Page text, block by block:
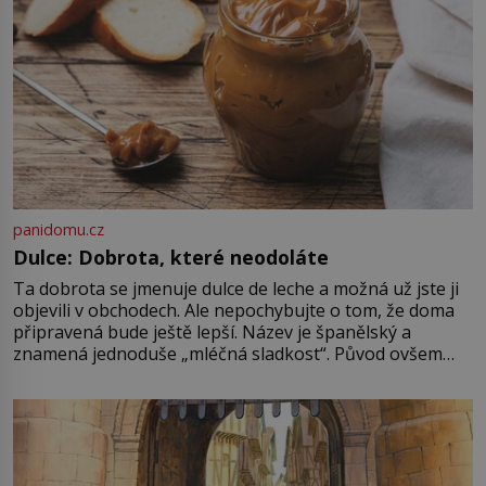
panidomu.cz
Dulce: Dobrota, které neodoláte
Ta dobrota se jmenuje dulce de leche a možná už jste ji
objevili v obchodech. Ale nepochybujte o tom, že doma
připravená bude ještě lepší. Název je španělský a
znamená jednoduše „mléčná sladkost“. Původ ovšem
pře hned několik latinskoamerických zemí a k tomu
Francie, kde se traduje,